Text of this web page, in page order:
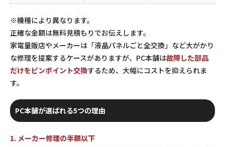
※機種により異なります。
正確な金額は無料見積もりでお伝えします。
家電量販店やメーカーは「液晶パネルごと全交換」など大がかり
な修理を提案するケースがありますが、PC本舗は故障した部品
だけをピンポイント交換するため、大幅にコストを抑えられま
す。
PC本舗が選ばれる5つの理由
1. メーカー修理の半額以下